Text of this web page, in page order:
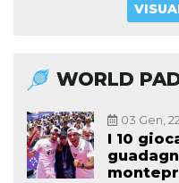
WORLD
03 Gen,
I 10